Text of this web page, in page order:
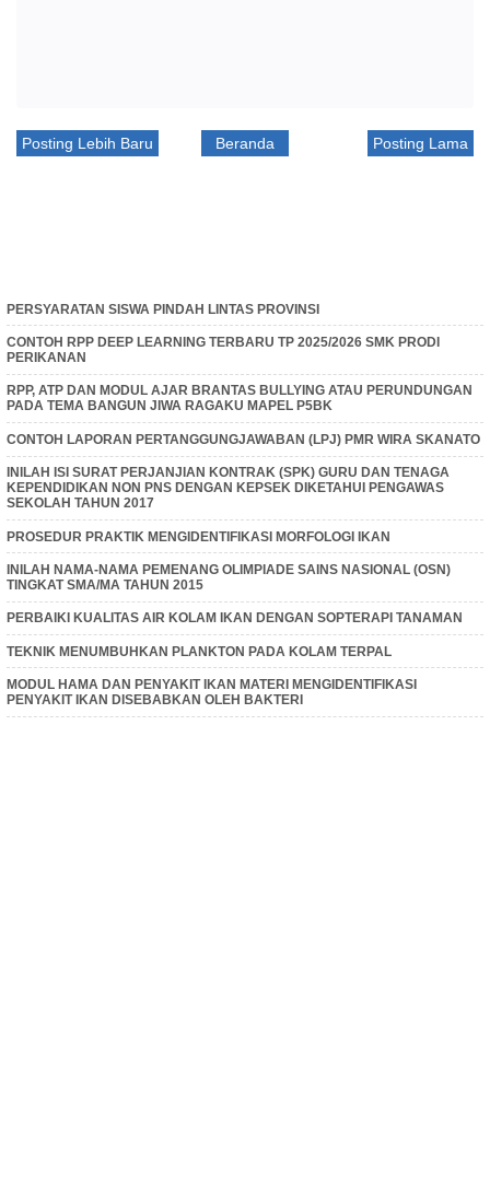
Posting Lebih Baru Posting Lama
Beranda
PERSYARATAN SISWA PINDAH LINTAS PROVINSI
CONTOH RPP DEEP LEARNING TERBARU TP 2025/2026 SMK PRODI
PERIKANAN
RPP, ATP DAN MODUL AJAR BRANTAS BULLYING ATAU PERUNDUNGAN
PADA TEMA BANGUN JIWA RAGAKU MAPEL P5BK
CONTOH LAPORAN PERTANGGUNGJAWABAN (LPJ) PMR WIRA SKANATO
INILAH ISI SURAT PERJANJIAN KONTRAK (SPK) GURU DAN TENAGA
KEPENDIDIKAN NON PNS DENGAN KEPSEK DIKETAHUI PENGAWAS
SEKOLAH TAHUN 2017
PROSEDUR PRAKTIK MENGIDENTIFIKASI MORFOLOGI IKAN
INILAH NAMA-NAMA PEMENANG OLIMPIADE SAINS NASIONAL (OSN)
TINGKAT SMA/MA TAHUN 2015
PERBAIKI KUALITAS AIR KOLAM IKAN DENGAN SOPTERAPI TANAMAN
TEKNIK MENUMBUHKAN PLANKTON PADA KOLAM TERPAL
MODUL HAMA DAN PENYAKIT IKAN MATERI MENGIDENTIFIKASI
PENYAKIT IKAN DISEBABKAN OLEH BAKTERI